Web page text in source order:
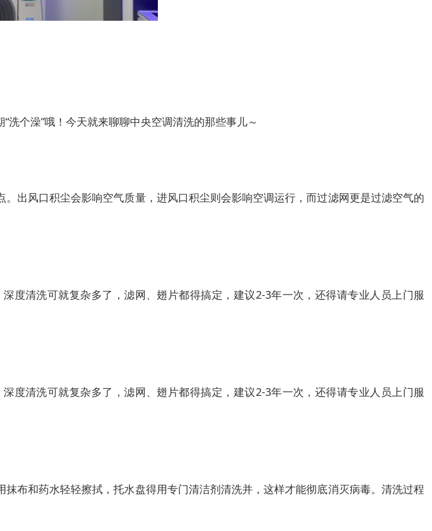
个澡”哦！今天就来聊聊中央空调清洗的那些事儿～
出风口积尘会影响空气质量，进风口积尘则会影响空调运行，而过滤网更是过滤空气的
度清洗可就复杂多了，滤网、翅片都得搞定，建议2-3年一次，还得请专业人员上门服
度清洗可就复杂多了，滤网、翅片都得搞定，建议2-3年一次，还得请专业人员上门服
布和药水轻轻擦拭，托水盘得用专门清洁剂清洗并，这样才能彻底消灭病毒。清洗过程